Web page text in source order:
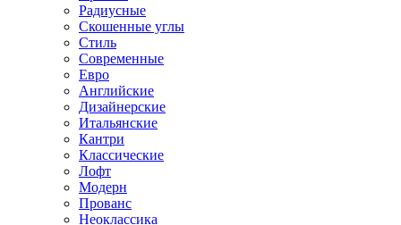
Радиусные
Скошенные углы
Стиль
Современные
Евро
Английские
Дизайнерские
Итальянские
Кантри
Классические
Лофт
Модерн
Прованс
Неоклассика